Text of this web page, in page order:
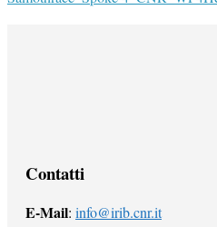
Contatti
E-Mail: info@irib.cnr.it